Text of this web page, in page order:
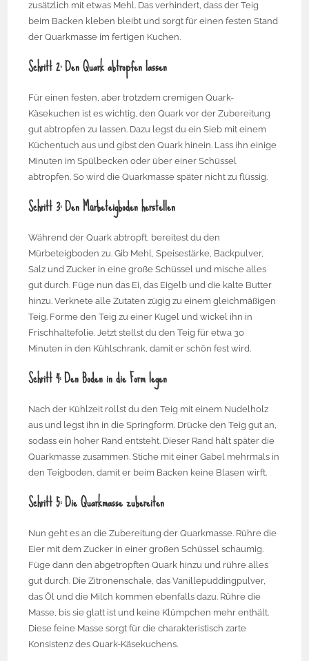
zusätzlich mit etwas Mehl. Das verhindert, dass der Teig
beim Backen kleben bleibt und sorgt für einen festen Stand
der Quarkmasse im fertigen Kuchen.
Schritt 2: Den Quark abtropfen lassen
Für einen festen, aber trotzdem cremigen Quark-
Käsekuchen ist es wichtig, den Quark vor der Zubereitung
gut abtropfen zu lassen. Dazu legst du ein Sieb mit einem
Küchentuch aus und gibst den Quark hinein. Lass ihn einige
Minuten im Spülbecken oder über einer Schüssel
abtropfen. So wird die Quarkmasse später nicht zu flüssig.
Schritt 3: Den Mürbeteigboden herstellen
Während der Quark abtropft, bereitest du den
Mürbeteigboden zu. Gib Mehl, Speisestärke, Backpulver,
Salz und Zucker in eine große Schüssel und mische alles
gut durch. Füge nun das Ei, das Eigelb und die kalte Butter
hinzu. Verknete alle Zutaten zügig zu einem gleichmäßigen
Teig. Forme den Teig zu einer Kugel und wickel ihn in
Frischhaltefolie. Jetzt stellst du den Teig für etwa 30
Minuten in den Kühlschrank, damit er schön fest wird.
Schritt 4: Den Boden in die Form legen
Nach der Kühlzeit rollst du den Teig mit einem Nudelholz
aus und legst ihn in die Springform. Drücke den Teig gut an,
sodass ein hoher Rand entsteht. Dieser Rand hält später die
Quarkmasse zusammen. Stiche mit einer Gabel mehrmals in
den Teigboden, damit er beim Backen keine Blasen wirft.
Schritt 5: Die Quarkmasse zubereiten
Nun geht es an die Zubereitung der Quarkmasse. Rühre die
Eier mit dem Zucker in einer großen Schüssel schaumig.
Füge dann den abgetropften Quark hinzu und rühre alles
gut durch. Die Zitronenschale, das Vanillepuddingpulver,
das Öl und die Milch kommen ebenfalls dazu. Rühre die
Masse, bis sie glatt ist und keine Klümpchen mehr enthält.
Diese feine Masse sorgt für die charakteristisch zarte
Konsistenz des Quark-Käsekuchens.